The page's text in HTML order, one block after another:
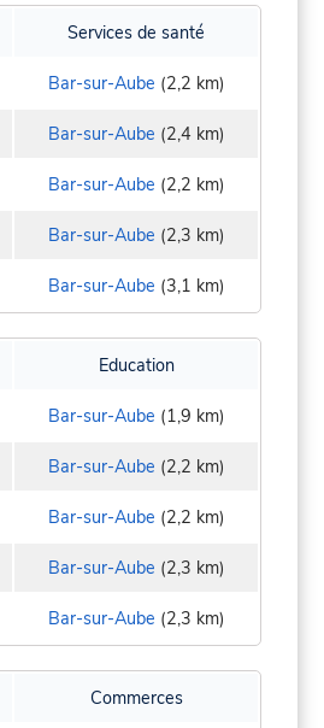
Services de santé
Bar-sur-Aube (2,2 km)
Bar-sur-Aube (2,4 km)
Bar-sur-Aube (2,2 km)
Bar-sur-Aube (2,3 km)
Bar-sur-Aube (3,1 km)
Education
Bar-sur-Aube (1,9 km)
Bar-sur-Aube (2,2 km)
Bar-sur-Aube (2,2 km)
Bar-sur-Aube (2,3 km)
Bar-sur-Aube (2,3 km)
Commerces